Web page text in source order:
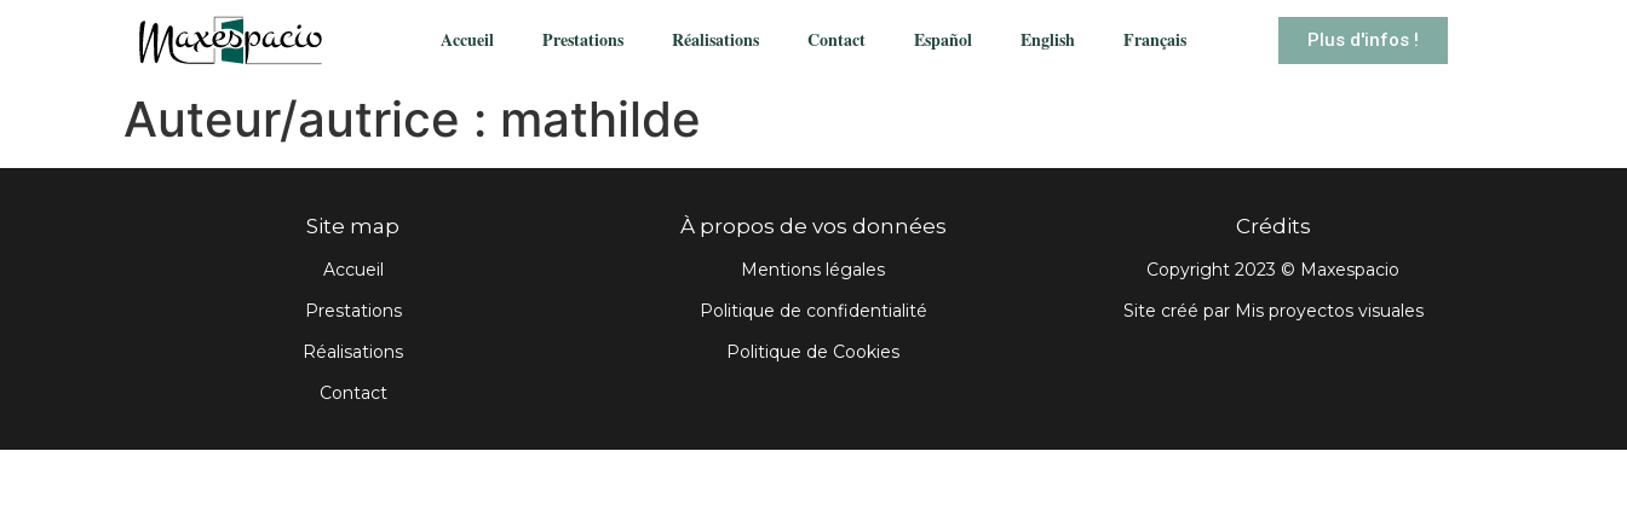
Accueil Prestations Réalisations Contact Español English Français Plus d'infos !
Auteur/autrice : mathilde
Site map
Accueil
Prestations
Réalisations
Contact
À propos de vos données
Mentions légales
Politique de confidentialité
Politique de Cookies
Crédits
Copyright 2023 © Maxespacio
Site créé par Mis proyectos visuales